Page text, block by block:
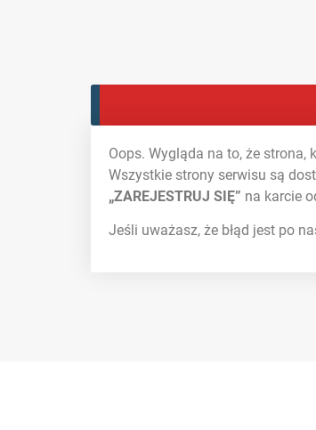
Oops. Wygląda na to, że strona,
Wszystkie strony serwisu są
„ZAREJESTRUJ SIĘ” na karcie
Jeśli uważasz, że błąd jest po